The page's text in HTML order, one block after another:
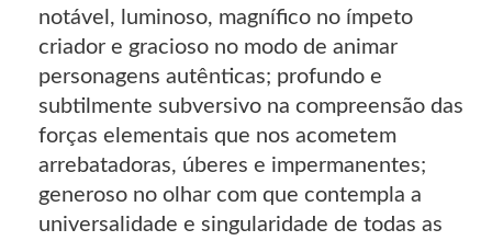
notável, luminoso, magnífico no ímpeto
criador e gracioso no modo de animar
personagens autênticas; profundo e
subtilmente subversivo na compreensão das
forças elementais que nos acometem
arrebatadoras, úberes e impermanentes;
generoso no olhar com que contempla a
universalidade e singularidade de todas as